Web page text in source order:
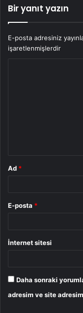
Bir yanıt yazın
E-posta adresiniz
işaretlenmişlerdir
Ad *
E-posta *
İnternet sitesi
Daha sonraki
adresim ve site